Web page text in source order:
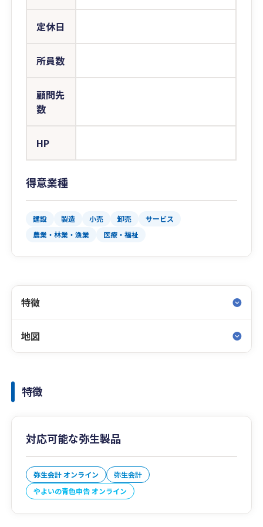
定休日
所員数
顧問先
数
HP
得意業種
建設 製造 小売 卸売
サービス
農業・林業・漁業
医療・福祉
特徴
地図
特徴
対応可能な弥生製品
弥生会計 オンライン
弥生会計
やよいの青色申告 オンライン